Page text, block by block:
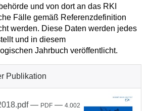
und von dort an das RKI
Fälle gemäß Referenzdefinition
werden. Diese Daten werden jedes
und in diesem
Jahrbuch veröffentlicht.
Publikation
— PDF — 4.002